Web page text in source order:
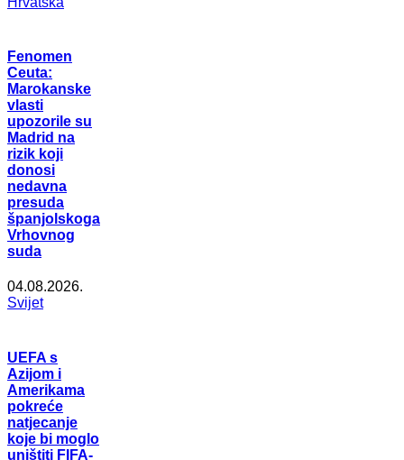
Fenomen
Ceuta:
Marokanske
vlasti
upozorile su
Madrid na
rizik koji
donosi
nedavna
presuda
španjolskoga
Vrhovnog
suda
04.08.2026.
Svijet
UEFA s
Azijom i
Amerikama
pokreće
natjecanje
koje bi moglo
uništiti FIFA-